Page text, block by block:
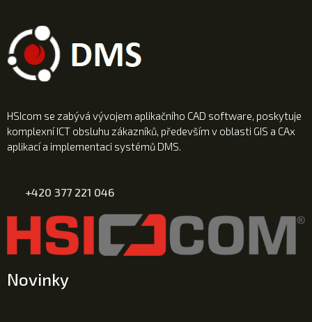
HSIcom se zabývá vývojem aplikačního CAD software, poskytuje
komplexní ICT obsluhu zákazníků, především v oblasti GIS a CAx
aplikací a implementaci systémů DMS.
+420 377 221 046
Novinky